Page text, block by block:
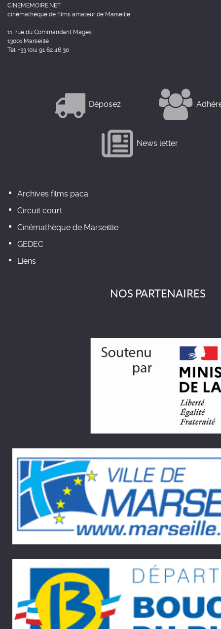
CINEMEMOIRE.NET
cinémathèque de films amateur de Marseille
11, rue du Commandant Mages
13001 Marseille
Tél: +33 (0)4 91 62 46 30
Déposez
News letter
Archives films paca
Circuit court
Cinémathèque de Marseillle
GEDEC
Liens
NOS PARTENAIRES